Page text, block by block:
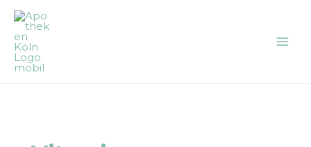
Zum
Inhalt
springen